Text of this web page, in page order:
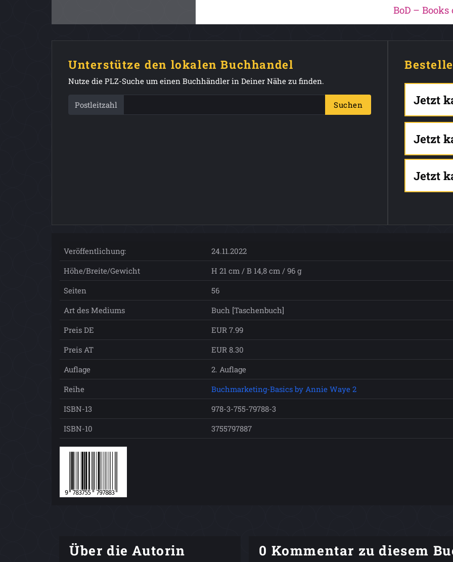
BoD – Books
Unterstütze den lokalen Buchhandel
Nutze die PLZ-Suche um einen Buchhändler in Deiner Nähe zu finden.
Postleitzahl Suchen Jetzt
Jetzt
Jetzt
Veröffentlichung:
24.11.2022
Höhe/Breite/Gewicht
H 21 cm / B 14,8 cm / 96 g
Seiten
56
Art des Mediums
Buch [Taschenbuch]
Preis DE
EUR 7.99
Preis AT
EUR 8.30
Auflage
2. Auflage
Reihe
Buchmarketing-Basics by Annie Waye 2
ISBN-13
978-3-755-79788-3
ISBN-10
3755797887
Über die Autorin 0 Kommentar zu diesem